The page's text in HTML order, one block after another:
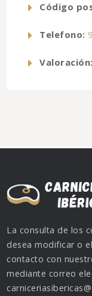
Código
Telefono:
Valoración:
La consulta de los
desea modificar o
contacto con
mediante correo